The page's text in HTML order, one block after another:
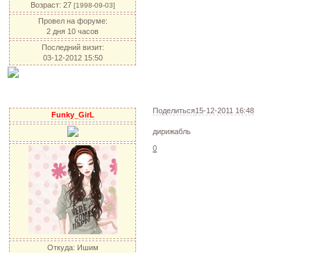
Возраст: 27 [1998-09-03]
Провел на форуме:
2 дня 10 часов
Последний визит:
03-12-2012 15:50
Поделиться15-12-2011 16:48
Funky_GirL
Откуда: Ишим
дирижабль
0